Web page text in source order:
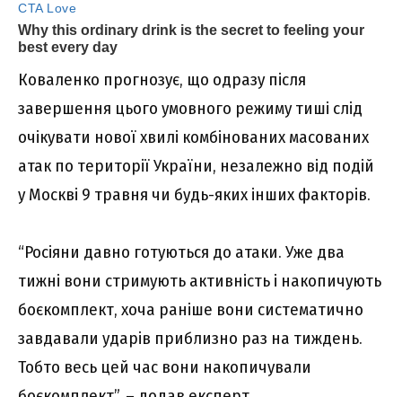
Коваленко прогнозує, що одразу після
завершення цього умовного режиму тиші слід
очікувати нової хвилі комбінованих масованих
атак по території України, незалежно від подій
у Москві 9 травня чи будь-яких інших факторів.
“Росіяни давно готуються до атаки. Уже два
тижні вони стримують активність і накопичують
боєкомплект, хоча раніше вони систематично
завдавали ударів приблизно раз на тиждень.
Тобто весь цей час вони накопичували